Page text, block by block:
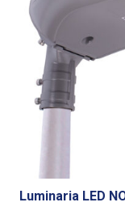
Luminaria LED